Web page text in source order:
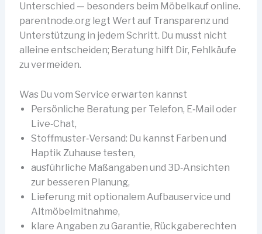
Unterschied — besonders beim Möbelkauf online.
parentnode.org legt Wert auf Transparenz und
Unterstützung in jedem Schritt. Du musst nicht
alleine entscheiden; Beratung hilft Dir, Fehlkäufe
zu vermeiden.
Was Du vom Service erwarten kannst
Persönliche Beratung per Telefon, E‑Mail oder
Live‑Chat,
Stoffmuster‑Versand: Du kannst Farben und
Haptik Zuhause testen,
ausführliche Maßangaben und 3D‑Ansichten
zur besseren Planung,
Lieferung mit optionalem Aufbauservice und
Altmöbelmitnahme,
klare Angaben zu Garantie, Rückgaberechten